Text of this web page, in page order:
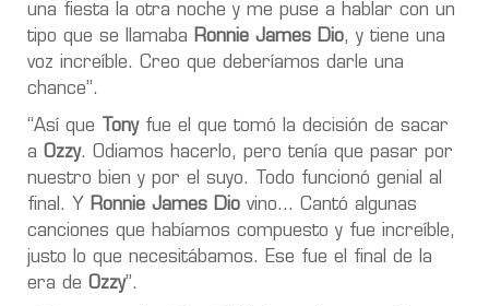
una fiesta la otra noche y me puse a hablar con un
tipo que se llamaba Ronnie James Dio, y tiene una
voz increíble. Creo que deberíamos darle una
chance”.
“Así que Tonyfue el que tomó la decisión de sacar
a Ozzy. Odiamos hacerlo, pero tenía que pasar por
nuestro bien y por el suyo. Todo funcionó genial al
final. Y
Ronnie James Dio vino... Cantó algunas
canciones que habíamos compuesto y fue increíble,
justo lo que necesitábamos. Ese fue el final de la
era de Ozzy”.